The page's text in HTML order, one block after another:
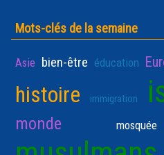
Mots-clés de la semaine
Asie bien-être éducation
histoire immigration
monde mosquée